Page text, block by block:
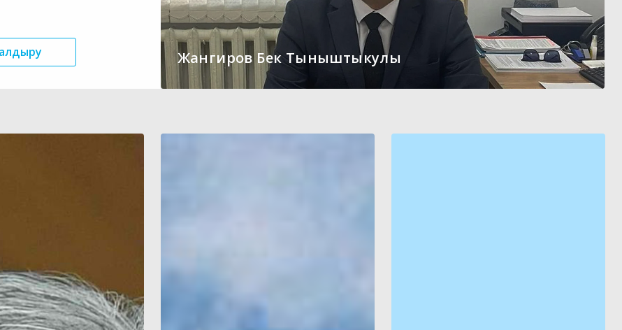
Жангиров Бек Тыныштыкулы